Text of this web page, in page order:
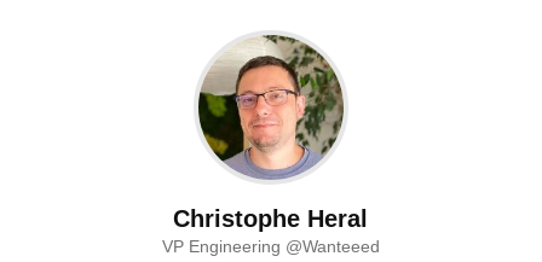
Christophe Heral
VP Engineering @Wanteeed